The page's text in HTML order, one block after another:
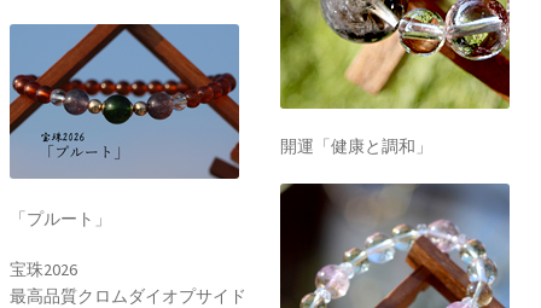
「プルート」
宝珠2026
最高品質クロムダイオプサイド
開運「健康と調和」